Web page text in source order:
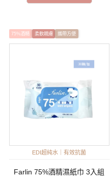
75%酒精 柔軟親膚 攜帶方便
EDI超純水｜有效抗菌
Farlin 75%酒精濕紙巾 3入組